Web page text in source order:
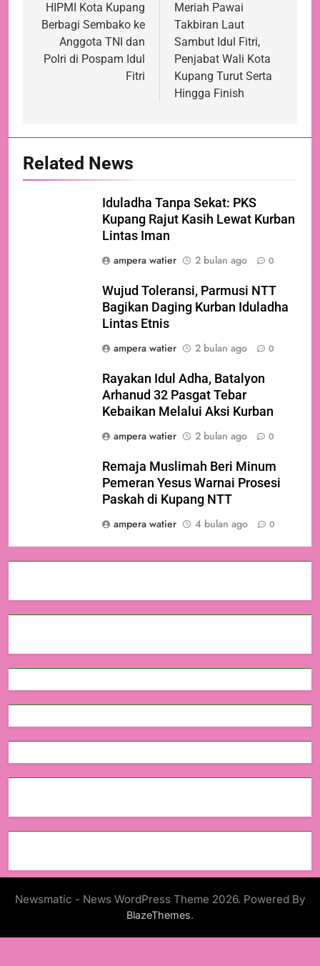
pos
HIPMI Kota Kupang
Berbagi Sembako ke
Anggota TNI dan
Polri di Pospam Idul
Fitri
Meriah Pawai
Takbiran Laut
Sambut Idul Fitri,
Penjabat Wali Kota
Kupang Turut Serta
Hingga Finish
Related News
Iduladha Tanpa Sekat: PKS
Kupang Rajut Kasih Lewat Kurban
Lintas Iman
ampera watier
2 bulan ago 0
Wujud Toleransi, Parmusi NTT
Bagikan Daging Kurban Iduladha
Lintas Etnis
ampera watier
2 bulan ago 0
Rayakan Idul Adha, Batalyon
Arhanud 32 Pasgat Tebar
Kebaikan Melalui Aksi Kurban
ampera watier
2 bulan ago 0
Remaja Muslimah Beri Minum
Pemeran Yesus Warnai Prosesi
Paskah di Kupang NTT
ampera watier
4 bulan ago 0
Newsmatic - News WordPress Theme 2026. Powered By
BlazeThemes.